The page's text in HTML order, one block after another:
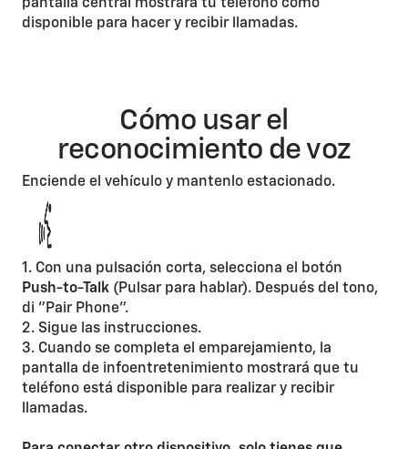
pantalla central mostrará tu teléfono como
disponible para hacer y recibir llamadas.
Cómo usar el
reconocimiento de voz
Enciende el vehículo y mantenlo estacionado.
1. Con una pulsación corta, selecciona el botón
Push-to-Talk (Pulsar para hablar). Después del tono,
di "Pair Phone".
2. Sigue las instrucciones.
3. Cuando se completa el emparejamiento, la
pantalla de infoentretenimiento mostrará que tu
teléfono está disponible para realizar y recibir
llamadas.